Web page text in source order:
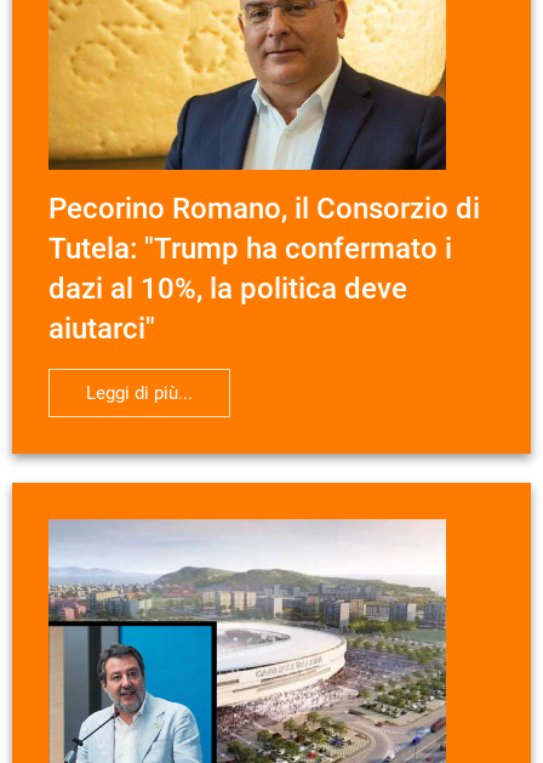
Pecorino Romano, il Consorzio di
Tutela: "Trump ha confermato i
dazi al 10%, la politica deve
aiutarci"
Leggi di più...